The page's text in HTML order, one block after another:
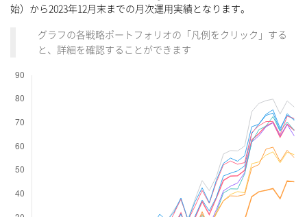
始）から2023年12月末までの月次運用実績となります。
グラフの各戦略ポートフォリオの「凡例をクリック」する
と、詳細を確認することができます